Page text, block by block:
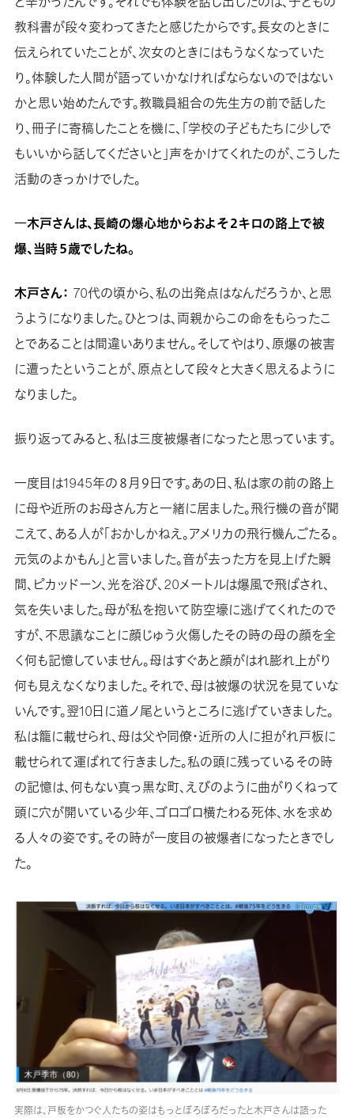
教科書が段々変わってきたと感じたからです。長女のときに
伝えられていたことが、次女のときにはもうなくなっていた
り。体験した人間が語っていかなければならないのではない
かと思い始めたんです。教職員組合の先生方の前で話した
り、冊子に寄稿したことを機に、「学校の子どもたちに少しで
もいいから話してくださいと」声をかけてくれたのが、こうした
活動のきっかけでした。
―木戸さんは、長崎の爆心地からおよそ２キロの路上で被
爆、当時５歳でしたね。
木戸さん： 70代の頃から、私の出発点はなんだろうか、と思
うようになりました。ひとつは、両親からこの命をもらったこ
とであることは間違いありません。そしてやはり、原爆の被害
に遭ったということが、原点として段々と大きく思えるように
なりました。
振り返ってみると、私は三度被爆者になったと思っています。
一度目は1945年の８月９日です。あの日、私は家の前の路上
に母や近所のお母さん方と一緒に居ました。飛行機の音が聞
こえて、ある人が「おかしかねえ。アメリカの飛行機んごたる。
元気のよかもん」と言いました。音が去った方を見上げた瞬
間、ピカッドーン、光を浴び、20メートルは爆風で飛ばされ、
気を失いました。母が私を抱いて防空壕に逃げてくれたので
すが、不思議なことに顔じゅう火傷したその時の母の顔を全
く何も記憶していません。母はすぐあと顔がはれ膨れ上がり
何も見えなくなりました。それで、母は被爆の状況を見ていな
いんです。翌10日に道ノ尾というところに逃げていきました。
私は籠に載せられ、母は父や同僚・近所の人に担がれ戸板に
載せられて運ばれて行きました。私の頭に残っているその時
の記憶は、何もない真っ黒な町、えびのように曲がりくねって
頭に穴が開いている少年、ゴロゴロ横たわる死体、水を求め
る人々の姿です。その時が一度目の被爆者になったときでし
た。
実際は、戸板をかつぐ人たちの姿はもっとぼろぼろだったと木戸さんは語った